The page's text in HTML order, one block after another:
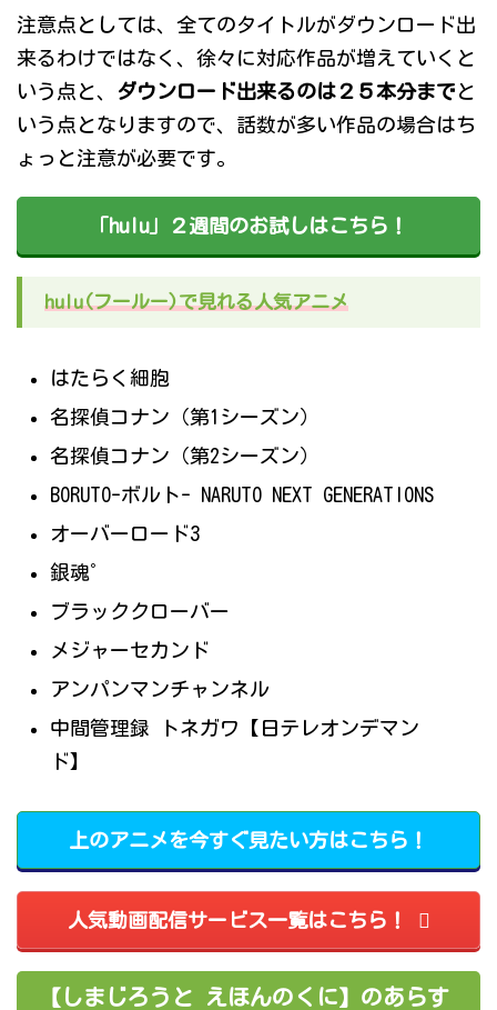
注意点としては、全てのタイトルがダウンロード出
来るわけではなく、徐々に対応作品が増えていくと
いう点と、
ダウンロード出来るのは２５本分まで と
いう点となりますので、話数が多い作品の場合はち
ょっと注意が必要です。
「hulu」２週間のお試しはこちら！
hulu(フールー)で見れる人気アニメ
はたらく細胞
名探偵コナン（第1シーズン）
名探偵コナン（第2シーズン）
BORUTO-ボルト- NARUTO NEXT GENERATIONS
オーバーロード3
銀魂゜
ブラッククローバー
メジャーセカンド
アンパンマンチャンネル
中間管理録 トネガワ【日テレオンデマン
ド】
上のアニメを今すぐ見たい方はこちら！
人気動画配信サービス一覧はこちら！
【しまじろうと えほんのくに】のあらす